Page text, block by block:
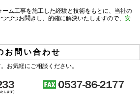
ーム工事を施工した経験と技術をもとに、当社の
づつお聞きし、的確に解決いたしますので、 安
お問い合わせ
お気軽にご相談ください。